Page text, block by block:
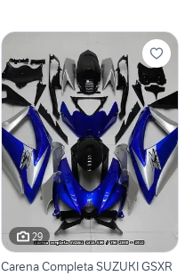
29
Carena Completa SUZUKI GSXR